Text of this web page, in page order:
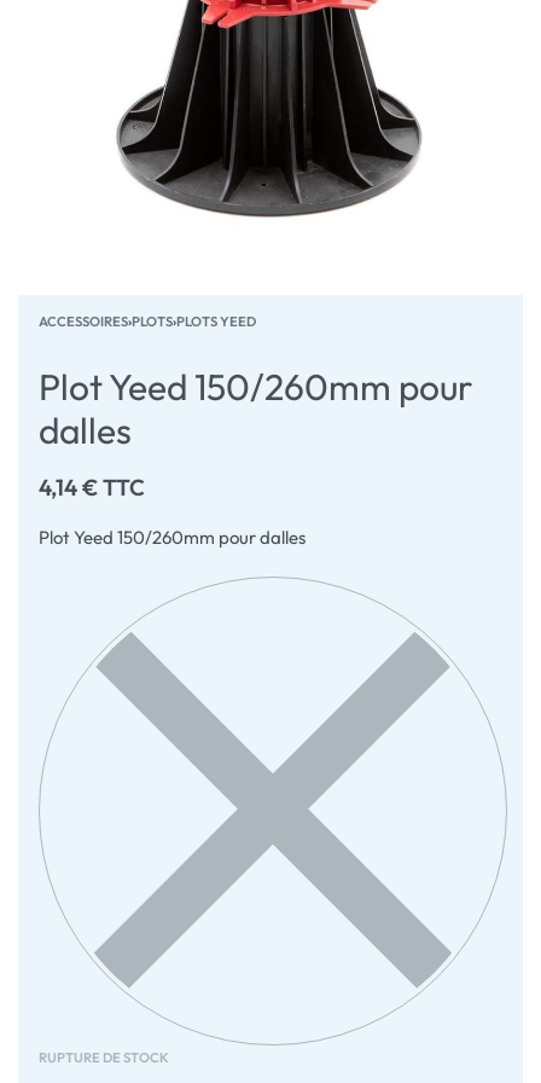
ACCESSOIRES›PLOTS›PLOTS YEED
Plot Yeed 150/260mm pour
dalles
4,14€TTC
Plot Yeed 150/260mm pour dalles
RUPTURE DE STOCK